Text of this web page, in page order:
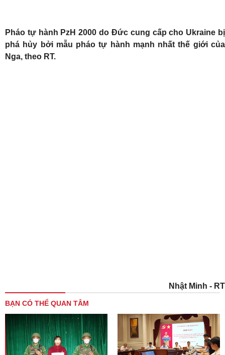
Pháo tự hành PzH 2000 do Đức cung cấp cho Ukraine bị
phá hủy bởi mẫu pháo tự hành mạnh nhất thế giới của
Nga, theo RT.
Nhật Minh - RT
BẠN CÓ THỂ QUAN TÂM